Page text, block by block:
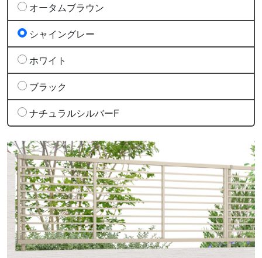
オータムブラウン
シャイングレー
ホワイト
ブラック
ナチュラルシルバーF